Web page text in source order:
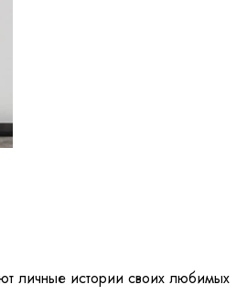
личные истории своих любимых